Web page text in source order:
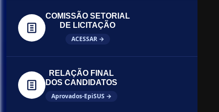
COMISSÃO SETORIAL
DE LICITAÇÃO
ACESSAR →
RELAÇÃO FINAL
DOS CANDIDATOS
Aprovados-EpiSUS →